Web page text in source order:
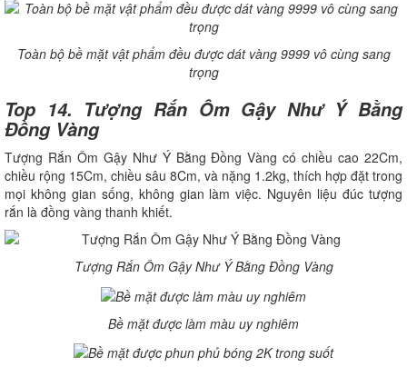
Toàn bộ bề mặt vật phẩm đều được dát vàng 9999 vô cùng sang
trọng
Top 14. Tượng Rắn Ôm Gậy Như Ý Bằng
Đồng Vàng
Tượng Rắn Ôm Gậy Như Ý Bằng Đồng Vàng có chiều cao 22Cm,
chiều rộng 15Cm, chiều sâu 8Cm, và nặng 1.2kg, thích hợp đặt trong
mọi không gian sống, không gian làm việc. Nguyên liệu đúc tượng
rắn là đồng vàng thanh khiết.
Tượng Rắn Ôm Gậy Như Ý Bằng Đồng Vàng
Bề mặt được làm màu uy nghiêm